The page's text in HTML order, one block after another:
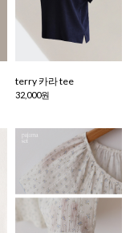
terry 카라 tee
32,000원